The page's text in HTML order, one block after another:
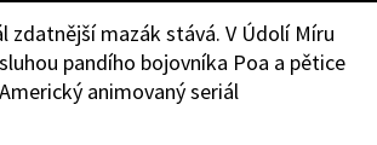
zdatnější mazák stává. V Údolí Míru
pandího bojovníka Poa a pětice
animovaný seriál